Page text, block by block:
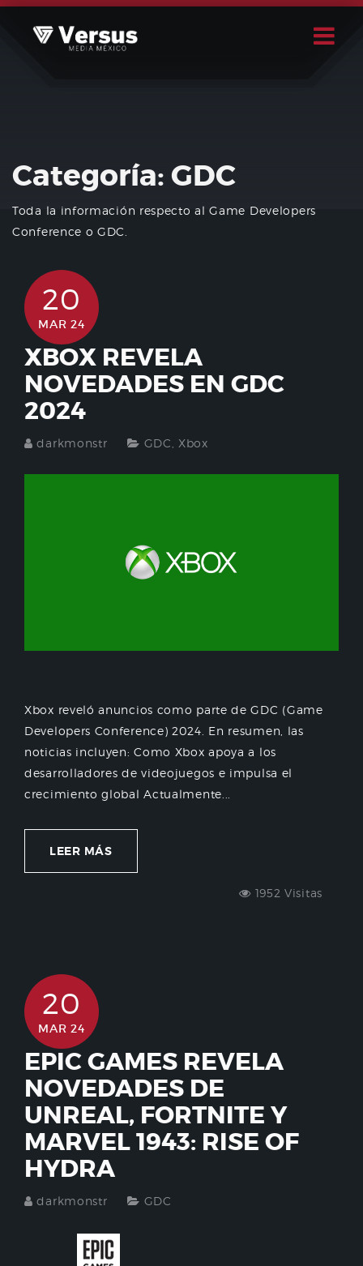
Skip
Categoría:GDC
Toda la información respecto al Game Developers
Conference o GDC.
20
MAR 24
XBOX REVELA
NOVEDADES EN GDC
2024
darkmonstr GDC Xbox
Xbox reveló anuncios como parte de GDC (Game
Developers Conference) 2024. En resumen, las
noticias incluyen: Como Xbox apoya a los
desarrolladores de videojuegos e impulsa el
crecimiento global Actualmente...
LEER MÁS
1952 Visitas
20
MAR 24
EPIC GAMES REVELA
NOVEDADES DE
UNREAL, FORTNITE Y
MARVEL 1943: RISE OF
HYDRA
darkmonstr GDC